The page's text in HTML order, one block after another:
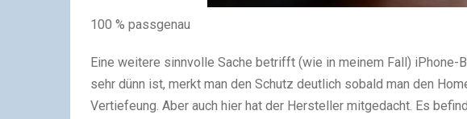
100 % passgenau
Eine weitere sinnvolle Sache betrifft (wie in meinem Fall) iPhone-
sehr dünn ist, merkt man den Schutz deutlich sobald man den
Vertiefeung. Aber auch hier hat der Hersteller mitgedacht. Es